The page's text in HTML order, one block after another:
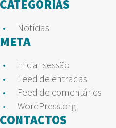
CATEGORIAS
Notícias
META
Iniciar sessão
Feed de entradas
Feed de comentários
WordPress.org
CONTACTOS